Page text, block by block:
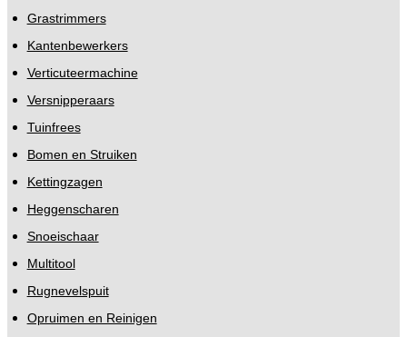
Grastrimmers
Kantenbewerkers
Verticuteermachine
Versnipperaars
Tuinfrees
Bomen en Struiken
Kettingzagen
Heggenscharen
Snoeischaar
Multitool
Rugnevelspuit
Opruimen en Reinigen